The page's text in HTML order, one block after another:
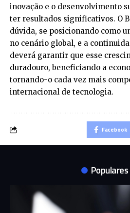
inovação e o desenvolvimento
ter resultados significativos. O
dúvida, se posicionando como
no cenário global, e a
deverá garantir que esse
duradouro, beneficiando a
tornando-o cada vez mais
internacional de tecnologia.
Facebook
Populares